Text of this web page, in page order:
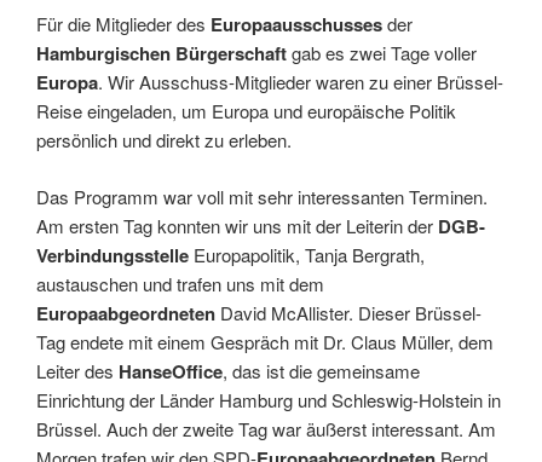
Für die Mitglieder des Europaausschussesder
Hamburgischen Bürgerschaftgab es zwei Tage voller
Europa. Wir Ausschuss-Mitglieder waren zu einer Brüssel-
Reise eingeladen, um Europa und europäische Politik
persönlich und direkt zu erleben.
Das Programm war voll mit sehr interessanten Terminen.
Am ersten Tag konnten wir uns mit der Leiterin der DGB-
Verbindungsstelle Europapolitik, Tanja Bergrath,
austauschen und trafen uns mit dem
Europaabgeordneten David McAllister. Dieser Brüssel-
Tag endete mit einem Gespräch mit Dr. Claus Müller, dem
Leiter des HanseOffice, das ist die gemeinsame
Einrichtung der Länder Hamburg und Schleswig-Holstein in
Brüssel. Auch der zweite Tag war äußerst interessant. Am